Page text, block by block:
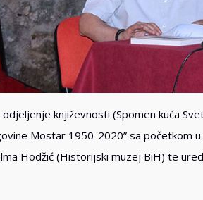
književnosti (Spomen kuća
Mostar 1950-2020” sa početkom
Hodžić (Historijski muzej BiH) te